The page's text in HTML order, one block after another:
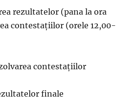
rezultatelor (pana la ora
contestațiilor (orele 12,00-
contestațiilor
finale